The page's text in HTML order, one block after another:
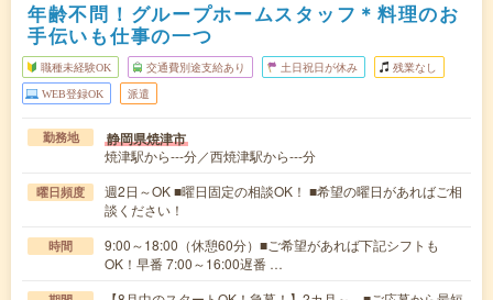
年齢不問！グループホームスタッフ＊料理のお
手伝いも仕事の一つ
職種未経験OK 交通費別途支給あり 土日祝日が休み 残業なし
WEB登録OK 派遣
勤務地 静岡県焼津市
焼津駅から---分／西焼津駅から---分
曜日頻度
週2日～OK ■曜日固定の相談OK！ ■希望の曜日があればご相
談ください！
時間
9:00～18:00（休憩60分）■ご希望があれば下記シフトも
OK！早番 7:00～16:00遅番 …